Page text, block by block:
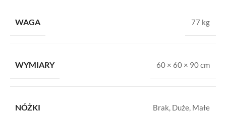
WAGA 77 kg
WYMIARY 60 × 60 × 90 cm
NÓŻKI Brak, Duże, Małe